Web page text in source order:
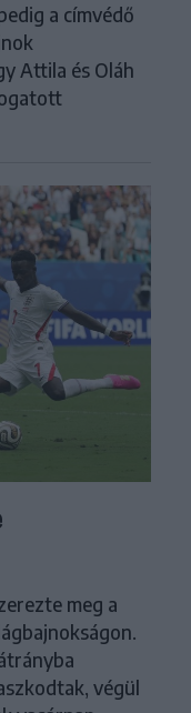
a címvédő
Attila és Oláh
meg a
végül